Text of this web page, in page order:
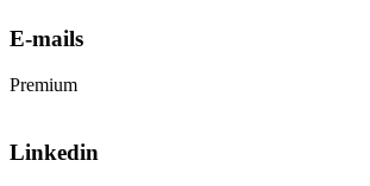
E-mails
Premium
Linkedin